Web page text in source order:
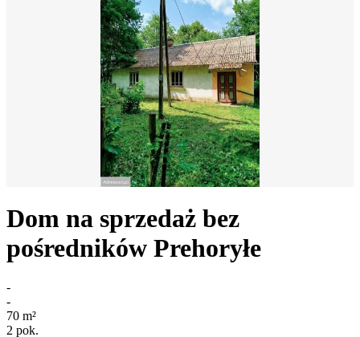
Dom na sprzedaż bez
pośredników Prehoryłe
-
-
70 m²
2 pok.